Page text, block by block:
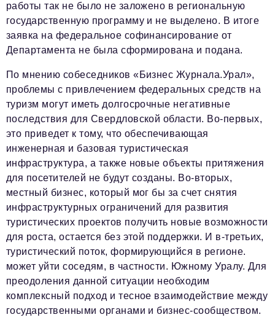
работы так не было не заложено в региональную
государственную программу и не выделено. В итоге
заявка на федеральное софинансирование от
Департамента не была сформирована и подана.
По мнению собеседников «Бизнес Журнала.Урал»,
проблемы с привлечением федеральных средств на
туризм могут иметь долгосрочные негативные
последствия для Свердловской области. Во-первых,
это приведет к тому, что обеспечивающая
инженерная и базовая туристическая
инфраструктура, а также новые объекты притяжения
для посетителей не будут созданы. Во-вторых,
местный бизнес, который мог бы за счет снятия
инфраструктурных ограничений для развития
туристических проектов получить новые возможности
для роста, остается без этой поддержки. И в-третьих,
туристический поток, формирующийся в регионе.
может уйти соседям, в частности. Южному Уралу. Для
преодоления данной ситуации необходим
комплексный подход и тесное взаимодействие между
государственными органами и бизнес-сообществом.